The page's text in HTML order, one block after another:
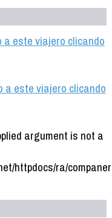
a este viajero clicando
a este viajero clicando
argument is not a
httpdocs/ra/